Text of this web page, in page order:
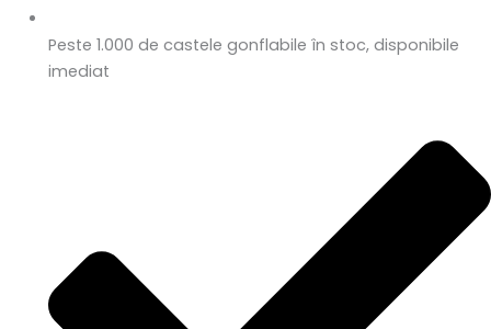
Peste 1.000 de castele gonflabile în stoc, disponibile
imediat